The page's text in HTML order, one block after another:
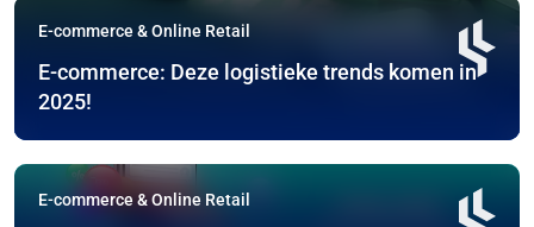
E-commerce & Online Retail
E-commerce: Deze logistieke trends komen in
2025!
E-commerce & Online Retail